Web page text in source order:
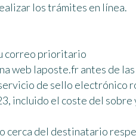
los trámites en línea.
correo prioritario
web laposte.fr antes de
de sello electrónico
incluido el coste del sobre
cerca del destinatario